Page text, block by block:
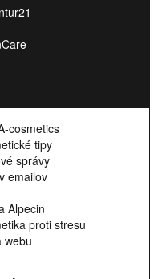
cosmetics
tipy
správy
emailov
Alpecin
proti stresu
webu